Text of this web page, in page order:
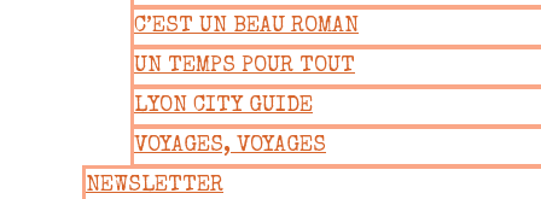
C’EST UN BEAU ROMAN
UN TEMPS POUR TOUT
LYON CITY GUIDE
VOYAGES, VOYAGES
NEWSLETTER